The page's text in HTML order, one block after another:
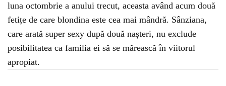
luna octombrie a anului trecut, aceasta având acum două
fetițe de care blondina este cea mai mândră. Sânziana,
care arată super sexy după două nașteri, nu exclude
posibilitatea ca familia ei să se mărească în viitorul
apropiat.